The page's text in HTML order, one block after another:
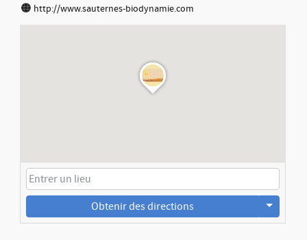
http://www.sauternes-biodynamie.com
Obtenir des directions